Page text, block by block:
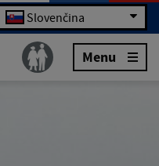
Slovenčina
Menu